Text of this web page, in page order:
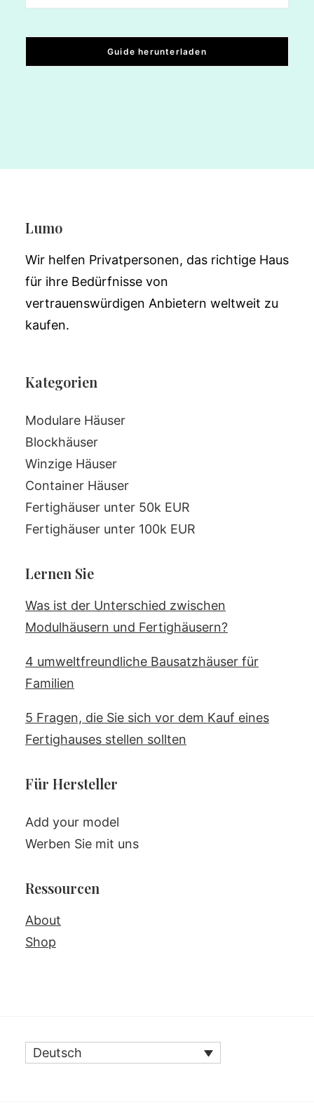
Lumo
Wir helfen Privatpersonen, das richtige Haus
für ihre Bedürfnisse von
vertrauenswürdigen Anbietern weltweit zu
kaufen.
Kategorien
Modulare Häuser
Blockhäuser
Winzige Häuser
Container Häuser
Fertighäuser unter 50k EUR
Fertighäuser unter 100k EUR
Lernen Sie
Was ist der Unterschied zwischen
Modulhäusern und Fertighäusern?
4 umweltfreundliche Bausatzhäuser für
Familien
5 Fragen, die Sie sich vor dem Kauf eines
Fertighauses stellen sollten
Für Hersteller
Add your model
Werben Sie mit uns
Ressourcen
About
Shop
Deutsch